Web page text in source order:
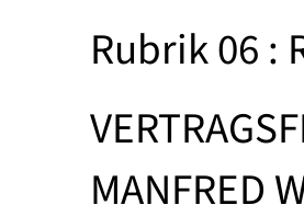
Rubrik 06 :
MANFRED